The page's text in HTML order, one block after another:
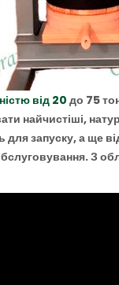
від 20до 75
найчистіші,
запуску, а ще
З